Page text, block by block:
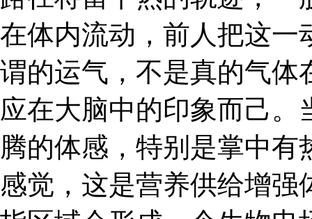
在体内流动，前人把这一
谓的运气，不是真的气体
应在大脑中的印象而己
腾的体感，特别是掌中
感觉，这是营养供给增强